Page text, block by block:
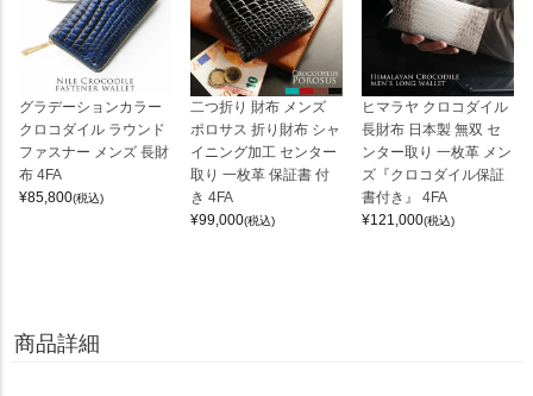
グラデーションカラー
クロコダイル ラウンド
ファスナー メンズ 長財
布 4FA
¥85,800(税込)
二つ折り 財布 メンズ
ポロサス 折り財布 シャ
イニング加工 センター
取り 一枚革 保証書 付
き 4FA
¥99,000(税込)
ヒマラヤ クロコダイル
長財布 日本製 無双 セ
ンター取り 一枚革 メン
ズ『クロコダイル保証
書付き』 4FA
¥121,000(税込)
商品詳細